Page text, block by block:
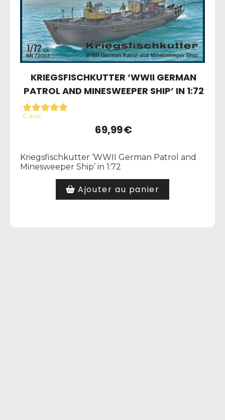
KRIEGSFISCHKUTTER ‘WWII GERMAN
PATROL AND MINESWEEPER SHIP’ IN 1:72
0 avis
69,99€
Kriegsfischkutter ‘WWII German Patrol and
Minesweeper Ship’ in 1:72
Ajouter au panier